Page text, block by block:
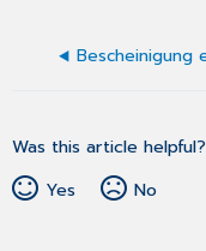
Was this article helpful?
Yes
No